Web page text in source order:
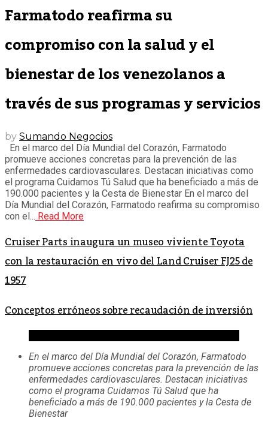
Farmatodo reafirma su
compromiso con la salud y el
bienestar de los venezolanos a
través de sus programas y servicios
by Sumando Negocios
En el marco del Día Mundial del Corazón, Farmatodo
promueve acciones concretas para la prevención de las
enfermedades cardiovasculares. Destacan iniciativas como
el programa Cuidamos Tú Salud que ha beneficiado a más de
190.000 pacientes y la Cesta de Bienestar En el marco del
Día Mundial del Corazón, Farmatodo reafirma su compromiso
con el... Read More
Cruiser Parts inaugura un museo viviente Toyota
con la restauración en vivo del Land Cruiser FJ25 de
1957
Conceptos erróneos sobre recaudación de inversión
En el marco del Día Mundial del Corazón, Farmatodo
promueve acciones concretas para la prevención de las
enfermedades cardiovasculares. Destacan iniciativas
como el programa Cuidamos Tú Salud que ha
beneficiado a más de 190.000 pacientes y la Cesta de
Bienestar